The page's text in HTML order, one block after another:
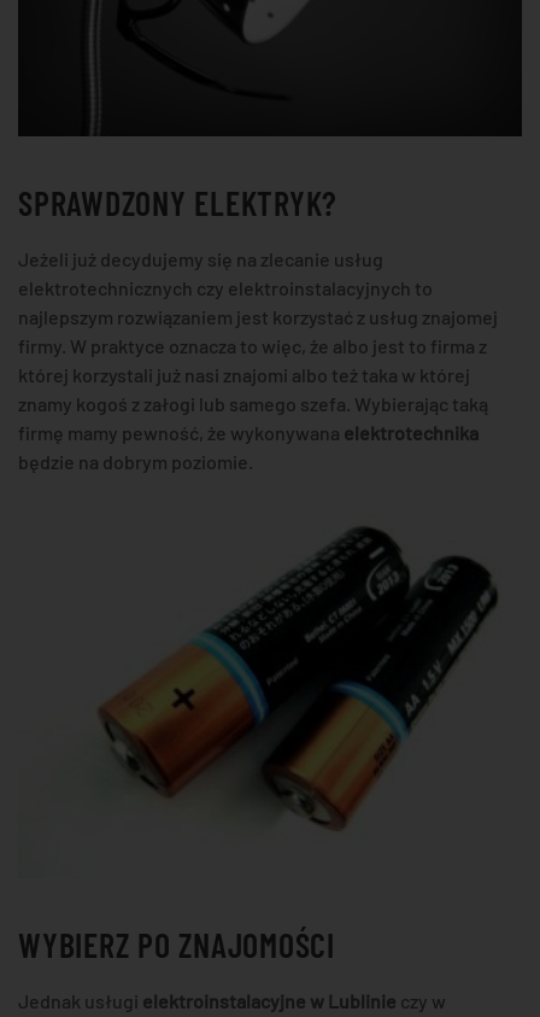
SPRAWDZONY ELEKTRYK?
Jeżeli już decydujemy się na zlecanie usług
elektrotechnicznych czy elektroinstalacyjnych to
najlepszym rozwiązaniem jest korzystać z usług znajomej
firmy. W praktyce oznacza to więc, że albo jest to firma z
której korzystali już nasi znajomi albo też taka w której
znamy kogoś z załogi lub samego szefa. Wybierając taką
firmę mamy pewność, że wykonywana elektrotechnika
będzie na dobrym poziomie.
WYBIERZ PO ZNAJOMOŚCI
Jednak usługi elektroinstalacyjne w Lublinie czy w